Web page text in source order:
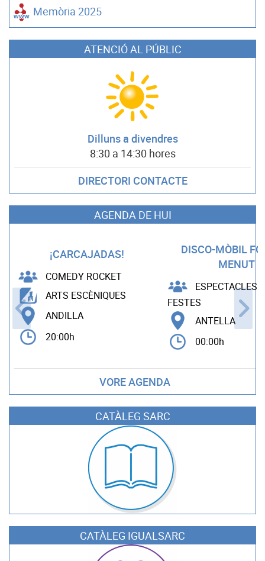
Memòria 2025
ATENCIÓ AL PÚBLIC
Dilluns a divendres
8:30 a 14:30 hores
DIRECTORI CONTACTE
AGENDA DE HUI
¡CARCAJADAS!
COMEDY ROCKET
ARTS ESCÈNIQUES
ANDILLA
20:00h
DISCO-MÒBIL
MENUT
ESPECTACLES
FESTES
ANTELLA
00:00h
VORE AGENDA
CATÀLEG SARC
CATÀLEG IGUALSARC